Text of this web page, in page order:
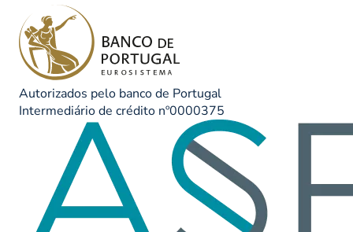
Autorizados pelo banco de Portugal
Intermediário de crédito nº0000375